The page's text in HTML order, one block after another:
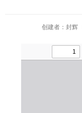
创建者：封辉